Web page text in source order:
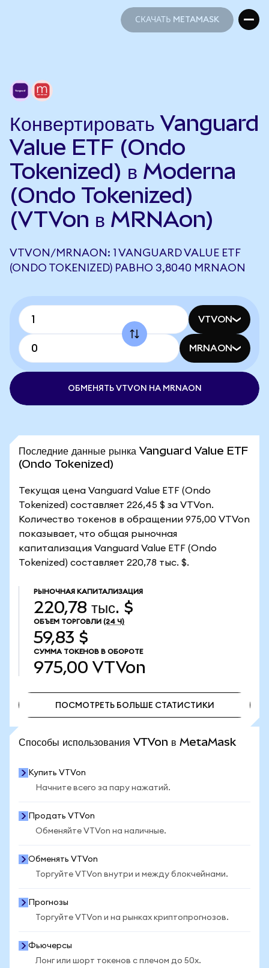
СКАЧАТЬ METAMASK
Конвертировать Vanguard
Value ETF (Ondo
Tokenized) в Moderna
(Ondo Tokenized)
(VTVon в MRNAon)
VTVON/MRNAON: 1 VANGUARD VALUE ETF
(ONDO TOKENIZED) РАВНО 3,8040 MRNAON
VTVON
MRNAON
ОБМЕНЯТЬ VTVON НА MRNAON
Последние данные рынка Vanguard Value ETF
(Ondo Tokenized)
Текущая цена Vanguard Value ETF (Ondo
Tokenized) составляет 226,45 $ за VTVon.
Количество токенов в обращении 975,00 VTVon
показывает, что общая рыночная
капитализация Vanguard Value ETF (Ondo
Tokenized) составляет 220,78 тыс. $.
РЫНОЧНАЯ КАПИТАЛИЗАЦИЯ
220,78 тыс. $
ОБЪЕМ ТОРГОВЛИ (24 Ч)
59,83 $
СУММА ТОКЕНОВ В ОБОРОТЕ
975,00 VTVon
ПОСМОТРЕТЬ БОЛЬШЕ СТАТИСТИКИ
Способы использования VTVon в MetaMask
Купить VTVon
Начните всего за пару нажатий.
Продать VTVon
Обменяйте VTVon на наличные.
Обменять VTVon
Торгуйте VTVon внутри и между блокчейнами.
Прогнозы
Торгуйте VTVon и на рынках криптопрогнозов.
Фьючерсы
Лонг или шорт токенов с плечом до 50x.